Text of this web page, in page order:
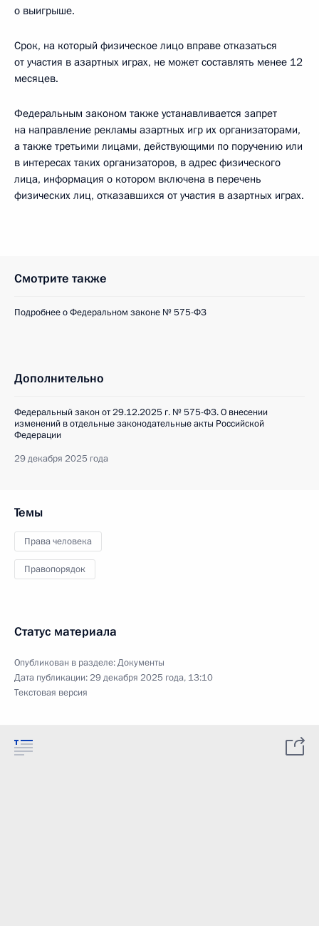
о выигрыше.
Срок, на который физическое лицо вправе отказаться
от участия в азартных играх, не может составлять менее 12
месяцев.
Федеральным законом также устанавливается запрет
на направление рекламы азартных игр их организаторами,
а также третьими лицами, действующими по поручению или
в интересах таких организаторов, в адрес физического
лица, информация о котором включена в перечень
физических лиц, отказавшихся от участия в азартных играх.
Смотрите также
Подробнее о Федеральном законе № 575-ФЗ
Дополнительно
Федеральный закон от 29.12.2025 г. № 575-ФЗ. О внесении
изменений в отдельные законодательные акты Российской
Федерации
29 декабря 2025 года
Темы
Права человека
Правопорядок
Статус материала
Опубликован в разделе:Документы
Дата публикации:29 декабря 2025 года, 13:10
Текстовая версия